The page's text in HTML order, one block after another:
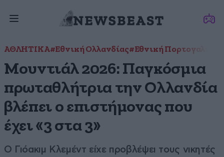
ΑΘΛΗΤΙΚΑ#Εθνική Ολλανδίας#Εθνική Πορτογαλίας
Μουντιάλ 2026: Παγκόσμια
πρωταθλήτρια την Ολλανδία
βλέπει ο επιστήμονας που
έχει «3 στα 3»
Ο Γιόακιμ Κλεμέντ είχε προβλέψει τους νικητές